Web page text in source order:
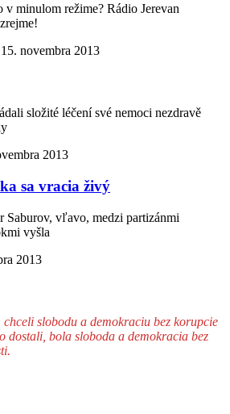
v minulom režime? Rádio Jerevan
15. novembra 2013
složité léčení své nemoci nezdravě
2013
sa vracia živý
Saburov, vľavo, medzi partizánmi
vyšla
2013
slobodu a demokraciu bez korupcie
dostali, bola sloboda a demokracia bez